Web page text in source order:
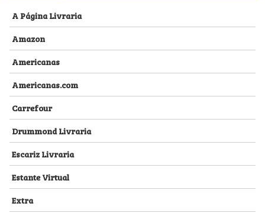
A Página Livraria
Amazon
Americanas
Americanas.com
Carrefour
Drummond Livraria
Escariz Livraria
Estante Virtual
Extra